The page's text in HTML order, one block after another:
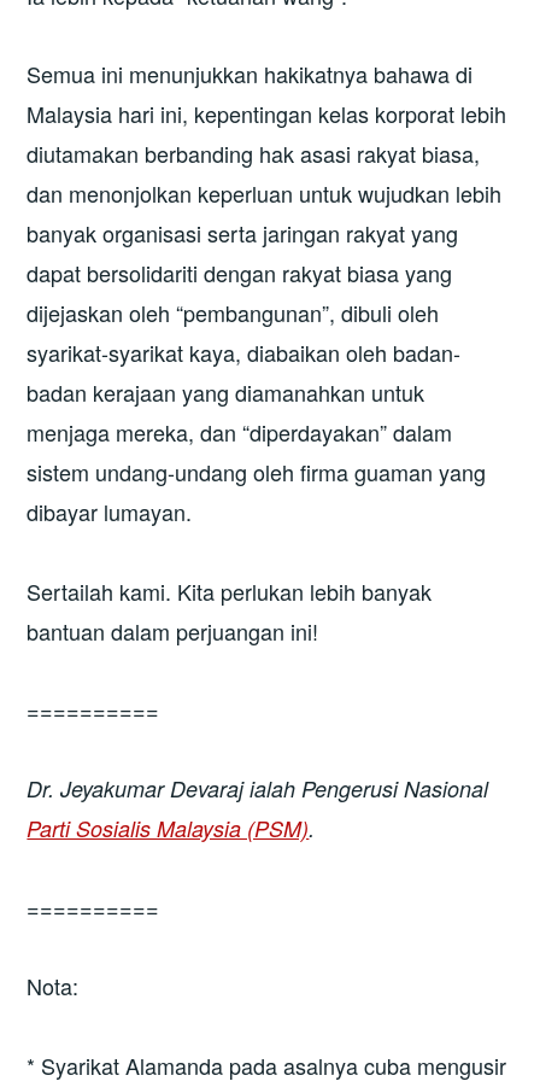
Semua ini menunjukkan hakikatnya bahawa di
Malaysia hari ini, kepentingan kelas korporat lebih
diutamakan berbanding hak asasi rakyat biasa,
dan menonjolkan keperluan untuk wujudkan lebih
banyak organisasi serta jaringan rakyat yang
dapat bersolidariti dengan rakyat biasa yang
dijejaskan oleh “pembangunan”, dibuli oleh
syarikat-syarikat kaya, diabaikan oleh badan-
badan kerajaan yang diamanahkan untuk
menjaga mereka, dan “diperdayakan” dalam
sistem undang-undang oleh firma guaman yang
dibayar lumayan.
Sertailah kami. Kita perlukan lebih banyak
bantuan dalam perjuangan ini!
==========
Dr.Jeyakumar Devarajialah Pengerusi Nasional
Parti Sosialis Malaysia (PSM).
==========
Nota:
* Syarikat Alamanda pada asalnya cuba mengusir